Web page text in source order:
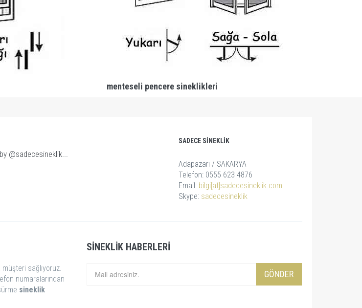
menteseli pencere sineklikleri
@sadecesineklik...
SADECE SINEKLIK
Adapazarı / SAKARYA
Telefon: 0555 623 4876
Email: bilgi[at]sadecesineklik.com
Skype: sadecesineklik
sağlıyoruz.
numaralarından
sineklik
SINEKLIK HABERLERI
GÖNDER